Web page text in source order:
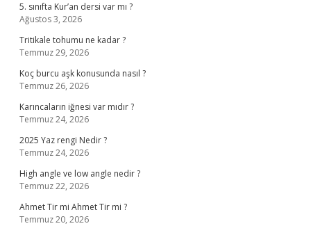
5. sınıfta Kur’an dersi var mı ?
Ağustos 3, 2026
Tritikale tohumu ne kadar ?
Temmuz 29, 2026
Koç burcu aşk konusunda nasıl ?
Temmuz 26, 2026
Karıncaların iğnesi var mıdır ?
Temmuz 24, 2026
2025 Yaz rengi Nedir ?
Temmuz 24, 2026
High angle ve low angle nedir ?
Temmuz 22, 2026
Ahmet Tir mi Ahmet Tir mi ?
Temmuz 20, 2026